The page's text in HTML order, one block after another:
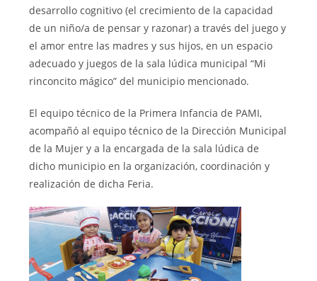
desarrollo cognitivo (el crecimiento de la capacidad
de un niño/a de pensar y razonar) a través del juego y
el amor entre las madres y sus hijos, en un espacio
adecuado y juegos de la sala lúdica municipal “Mi
rinconcito mágico” del municipio mencionado.
El equipo técnico de la Primera Infancia de PAMI,
acompañó al equipo técnico de la Dirección Municipal
de la Mujer y a la encargada de la sala lúdica de
dicho municipio en la organización, coordinación y
realización de dicha Feria.